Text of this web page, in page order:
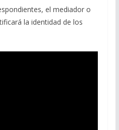
el mediador o
la identidad de los